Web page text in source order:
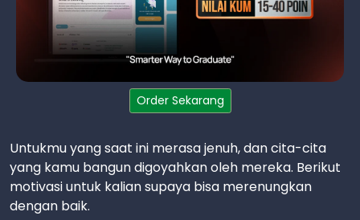
Order Sekarang
Untukmu yang saat ini merasa jenuh, dan cita-cita
yang kamu bangun digoyahkan oleh mereka. Berikut
motivasi untuk kalian supaya bisa merenungkan
dengan baik.